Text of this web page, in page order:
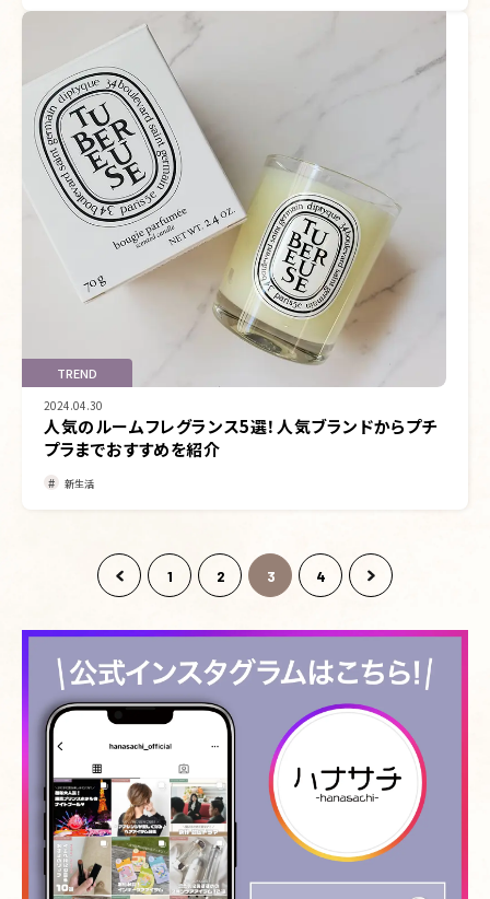
TREND
2024.04.30
人気のルームフレグランス5選！人気ブランドからプチ
プラまでおすすめを紹介
新生活
1 2 3 4